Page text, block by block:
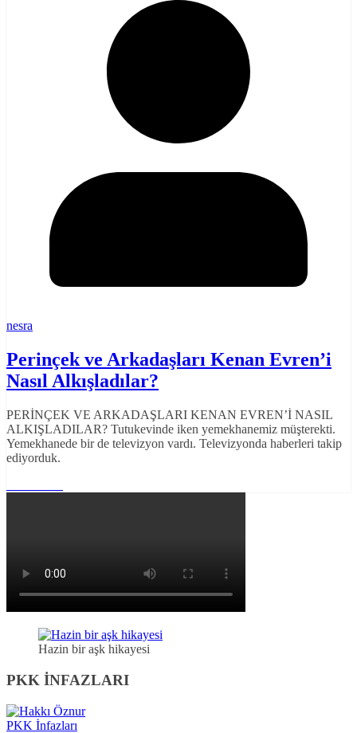
nesra
Perinçek ve Arkadaşları Kenan Evren’i
Nasıl Alkışladılar?
PERİNÇEK VE ARKADAŞLARI KENAN EVREN’İ NASIL
ALKIŞLADILAR? Tutukevinde iken yemekhanemiz müşterekti.
Yemekhanede bir de televizyon vardı. Televizyonda haberleri takip
ediyorduk.
Hazin bir aşk hikayesi
PKK İNFAZLARI
PKK İnfazları